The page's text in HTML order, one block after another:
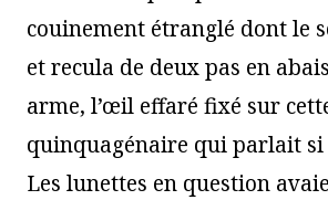
couinement étranglé dont le
et recula de deux pas en
arme, l’œil effaré fixé sur
quinquagénaire qui parlait si
Les lunettes en question